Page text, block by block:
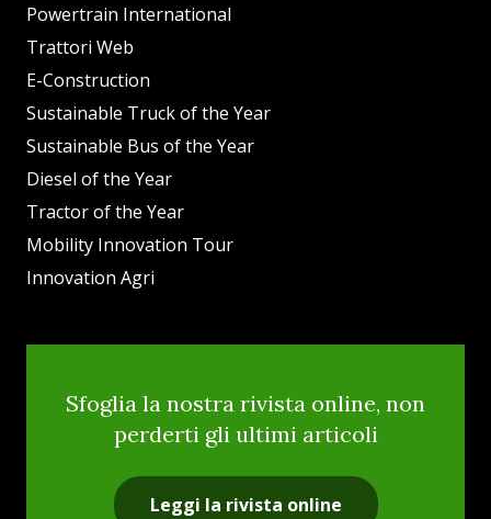
Powertrain International
Trattori Web
E-Construction
Sustainable Truck of the Year
Sustainable Bus of the Year
Diesel of the Year
Tractor of the Year
Mobility Innovation Tour
Innovation Agri
Sfoglia la nostra rivista online, non
perderti gli ultimi articoli
Leggi la rivista online